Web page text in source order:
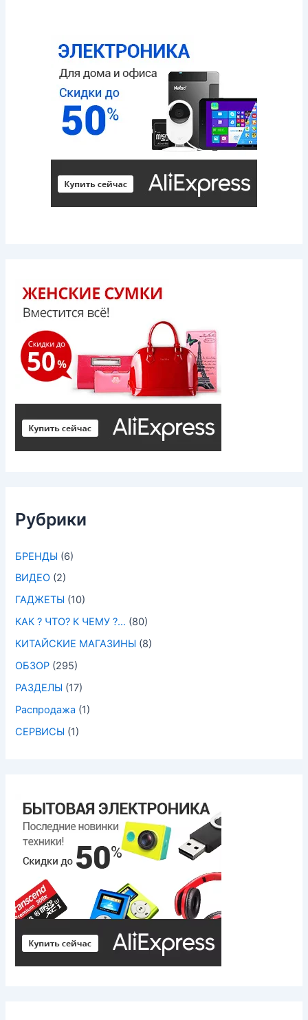
Рубрики
БРЕНДЫ (6)
ВИДЕО (2)
ГАДЖЕТЫ (10)
КАК ? ЧТО? К ЧЕМУ ?… (80)
КИТАЙСКИЕ МАГАЗИНЫ (8)
ОБЗОР (295)
РАЗДЕЛЫ (17)
Распродажа (1)
СЕРВИСЫ (1)